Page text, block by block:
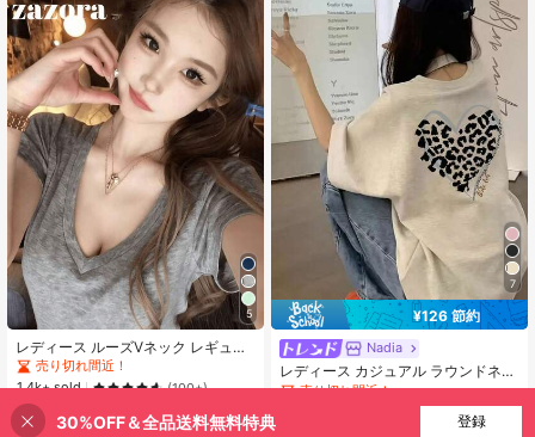
5
レディース ルーズVネック レギュラ
ーショルダー 半袖 マスクTシャツ ス
リム見え 万能 オールマッチ スタイ
プス
売り切れ間近！
1.4k+ sold
(100+)
¥939
7
¥126 節約
Nadia
レディース カジュアル ラウンドネッ
ク ルーズフィット ハート&レオパー
ド柄 レタープリント 半袖Tシャツ、
売り切れ間近！
39% 割引！ 買い物かごに追加
30%OFF＆全品送料無料特典 登録